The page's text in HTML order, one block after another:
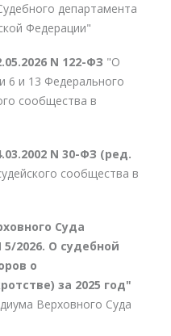
департамента
Федерации"
N 122-ФЗ "О
6 и 13 Федерального
сообщества в
N 30-ФЗ (ред.
сообщества в
Суда
2026. О судебной
о
за 2025 год"
Верховного Суда